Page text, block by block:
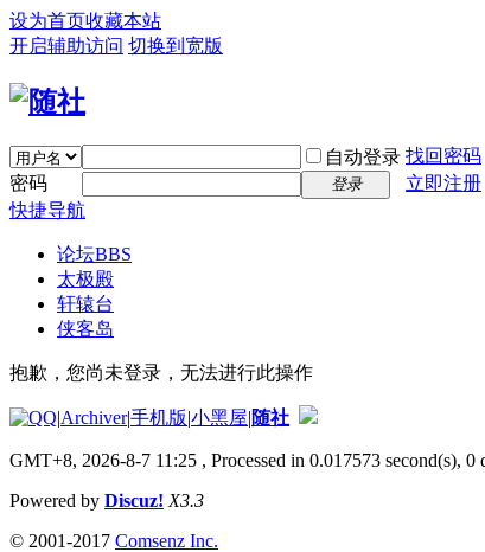
设为首页收藏本站
开启辅助访问 切换到宽版
自动登录 找回密码
密码
登录
立即注册
快捷导航
论坛BBS
太极殿
轩辕台
侠客岛
抱歉，您尚未登录，无法进行此操作
|Archiver|手机版|小黑屋|随社
GMT+8, 2026-8-7 11:25 , Processed in 0.017573 second(s), 0
Powered by Discuz! X3.3
© 2001-2017 Comsenz Inc.